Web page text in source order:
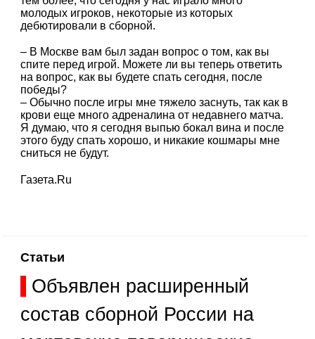
молодых игроков, некоторые из которых
дебютировали в сборной.
– В Москве вам был задан вопрос о том, как вы
спите перед игрой. Можете ли вы теперь ответить
на вопрос, как вы будете спать сегодня, после
победы?
– Обычно после игры мне тяжело заснуть, так как в
крови еще много адреналина от недавнего матча.
Я думаю, что я сегодня выпью бокал вина и после
этого буду спать хорошо, и никакие кошмары мне
сниться не будут.
Газета.Ru
Статьи
Объявлен расширенный
состав сборной России на